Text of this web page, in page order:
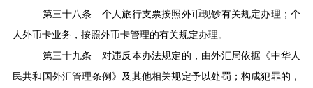
第三十八条
个人旅行支票按照外币现钞有关规定办理；个
人外币卡业务，按照外币卡管理的有关规定办理。
第三十九条
对违反本办法规定的，由外汇局依据《中华人
民共和国外汇管理条例》及其他相关规定予以处罚；构成犯罪的，